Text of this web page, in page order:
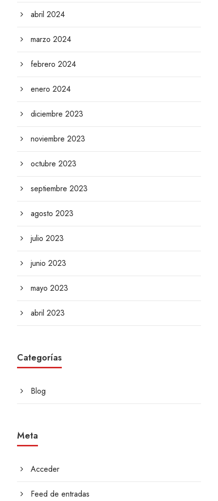
abril 2024
marzo 2024
febrero 2024
enero 2024
diciembre 2023
noviembre 2023
octubre 2023
septiembre 2023
agosto 2023
julio 2023
junio 2023
mayo 2023
abril 2023
Categorías
Blog
Meta
Acceder
Feed de entradas